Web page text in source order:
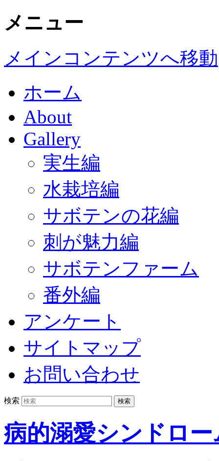
メニュー
メインコンテンツへ移動
ホーム
About
Gallery
実生編
水栽培編
サボテンの花編
刺が魅力編
サボテンファーム
番外編
アンケート
サイトマップ
お問い合わせ
検索
病的溺愛シンドロー